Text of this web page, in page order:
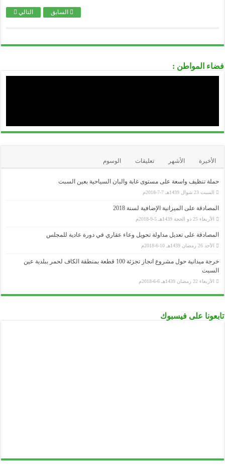
الصندوق الوطني للتقاعد
الوكالة الوطنية لدعم تشغيل الشباب-ANSEJ-
الوكالة الوطنية لتطوير الإستثمار-ANDI-
التالي السابق
فضاء المواطن :
الأخيرة الأشهر تعليقات الوسوم
حملة تنظيف واسعة على مستوى غابة والبان السياحية بعين السبت
السبت 23 شوال 1439هـ 7-7-2018م
المصادقة على الميزانية الإضافية لسنة 2018
الأربعاء 25 ذو الحجة 1439هـ 5-9-2018م
المصادقة على تعديل مداولة تحويل وعاء عقاري في دورة عادية للمجلس
الأحد 26 رمضان 1439هـ 10-6-2018م
خرجة ميدانية حول مشروع انجاز تجزئة 100 قطعة بمنطقة الكاف لحمر ببلدية عين
السبت
الأربعاء 22 رمضان 1439هـ 6-6-2018م
تابعونا على فيسبوك